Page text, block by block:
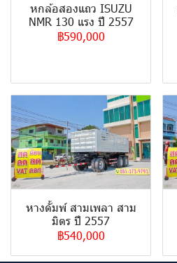
หกล้อสองแถว ISUZU
NMR 130 แรง ปี 2557
฿590,000
หางดั้มพ์ สามเพลา สาม
มิตร ปี 2557
฿540,000